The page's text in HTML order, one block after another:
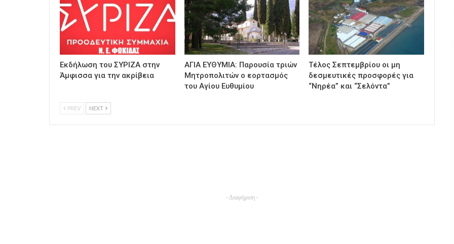
Εκδήλωση του ΣΥΡΙΖΑ στην
Άμφισσα για την ακρίβεια
ΑΓΙΑ ΕΥΘΥΜΙΑ: Παρουσία τριών
Μητροπολιτών ο εορτασμός
του Αγίου Ευθυμίου
Τέλος Σεπτεμβρίου οι μη
δεσμευτικές προσφορές για
“Νηρέα” και “Σελόντα”
PREV NEXT
- Διαφήμιση -